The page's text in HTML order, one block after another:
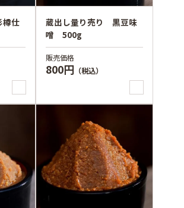
仕
蔵出し量り売り 黒豆味
噌 500g
販売価格
800円 （税込）